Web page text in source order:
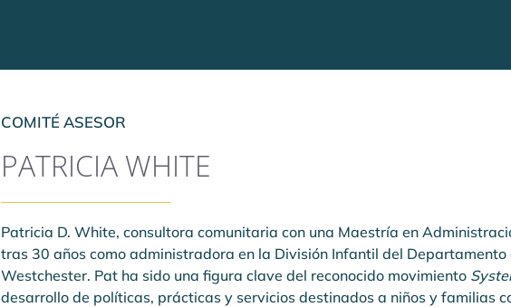
COMITÉ ASESOR
PATRICIA WHITE
Patricia D. White, consultora comunitaria con una Maestría en
tras 30 años como administradora en la División Infantil del
Westchester. Pat ha sido una figura clave del reconocido movimiento
desarrollo de políticas, prácticas y servicios destinados a niños y familias